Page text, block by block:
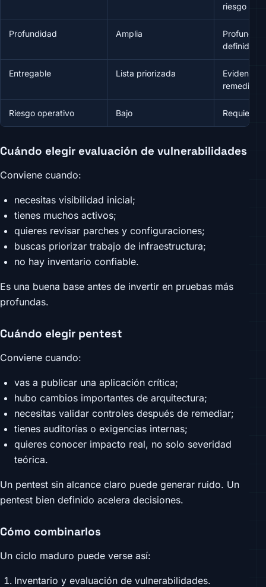
riesgo
Profundidad Amplia
Profunda
definido
Entregable Lista priorizada
Evidencia,
Riesgo operativo Bajo Requiere
Cuándo elegir evaluación de vulnerabilidades
Conviene cuando:
necesitas visibilidad inicial;
tienes muchos activos;
quieres revisar parches y configuraciones;
buscas priorizar trabajo de infraestructura;
no hay inventario confiable.
Es una buena base antes de invertir en pruebas más
profundas.
Cuándo elegir pentest
Conviene cuando:
vas a publicar una aplicación crítica;
hubo cambios importantes de arquitectura;
necesitas validar controles después de remediar;
tienes auditorías o exigencias internas;
quieres conocer impacto real, no solo severidad
teórica.
Un pentest sin alcance claro puede generar ruido. Un
pentest bien definido acelera decisiones.
Cómo combinarlos
Un ciclo maduro puede verse así:
Inventario y evaluación de vulnerabilidades.